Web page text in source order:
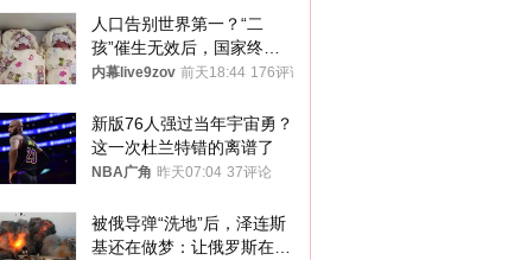
人口告别世界第一？“二
孩”催生无效后，国家终于
向住房出手了！
内幕live9zov 前天18:44 176评论
新版76人强过当年宇宙勇？
这一次杜兰特错的离谱了
NBA广角 昨天07:04 37评论
被俄导弹“洗地”后，泽连斯
基还在做梦：让俄罗斯在冬